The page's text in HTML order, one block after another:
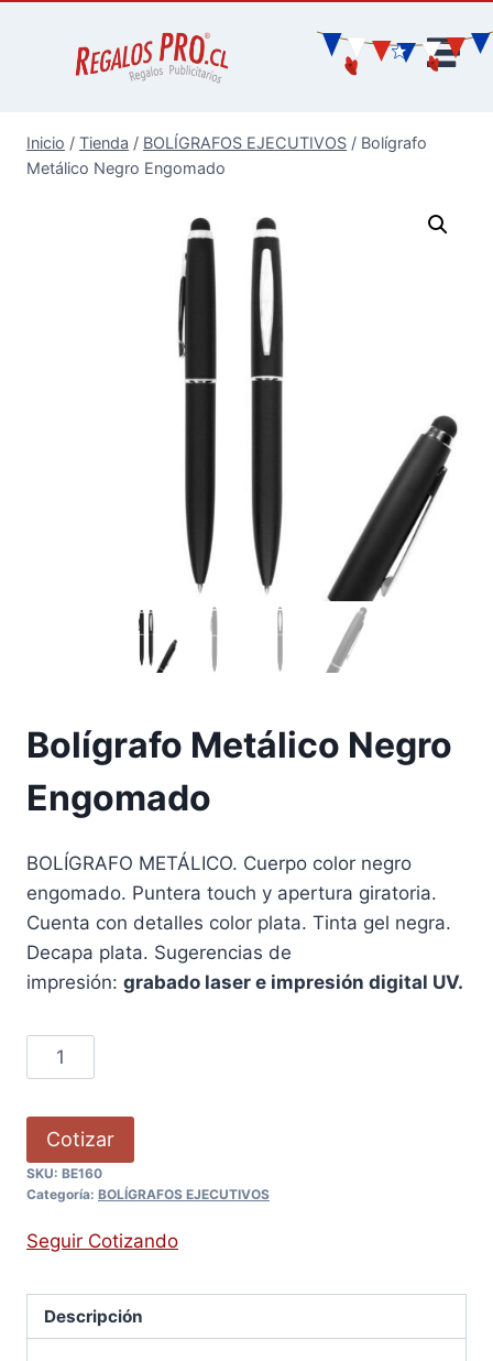
Inicio / Tienda / BOLÍGRAFOS EJECUTIVOS / Bolígrafo
Metálico Negro Engomado
Bolígrafo Metálico Negro
Engomado
BOLÍGRAFO METÁLICO. Cuerpo color negro
engomado. Puntera touch y apertura giratoria.
Cuenta con detalles color plata. Tinta gel negra.
Decapa plata. Sugerencias de
impresión: grabado laser e impresión digital UV.
Cotizar
SKU: BE160
Categoría: BOLÍGRAFOS EJECUTIVOS
Seguir Cotizando
Descripción